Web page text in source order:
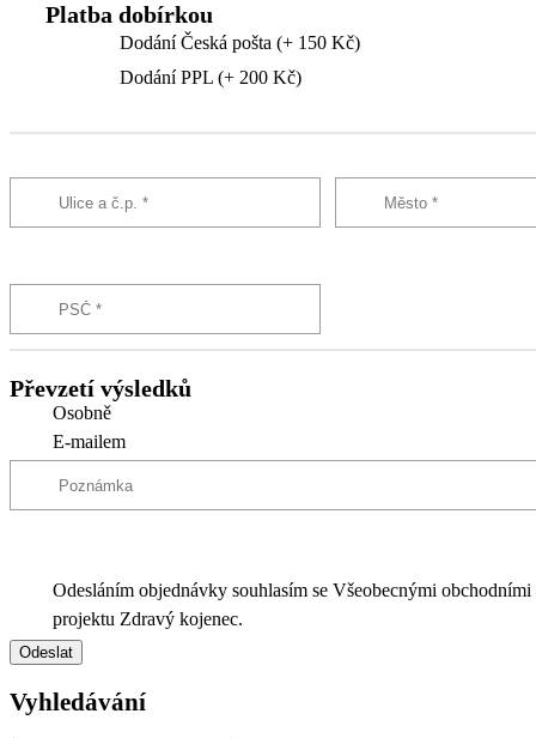
Platba dobírkou
Dodání Česká pošta (+ 150 Kč)
Dodání PPL (+ 200 Kč)
Převzetí výsledků
Osobně
E-mailem
Odesláním objednávky souhlasím se Všeobecnými
projektu Zdravý kojenec.
Vyhledávání